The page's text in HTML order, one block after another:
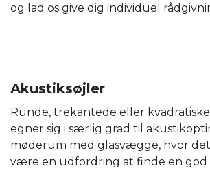
og lad os give dig individuel
Akustiksøjler
Runde, trekantede eller
egner sig i særlig grad til
møderum med glasvægge, hvor
være en udfordring at finde en god